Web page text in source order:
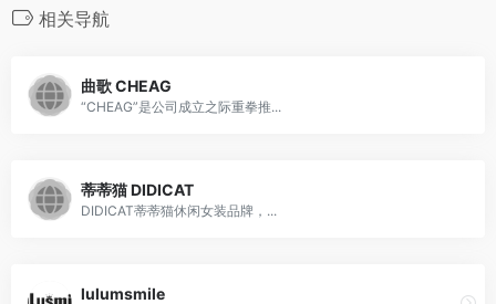
相关导航
曲歌 CHEAG
“CHEAG”是公司成立之际重拳推...
蒂蒂猫 DIDICAT
DIDICAT蒂蒂猫休闲女装品牌，...
lulumsmile